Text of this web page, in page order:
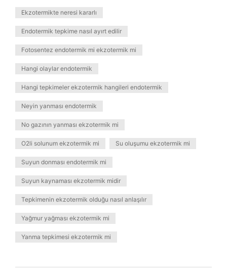
Ekzotermikte neresi kararlı
Endotermik tepkime nasıl ayırt edilir
Fotosentez endotermik mi ekzotermik mi
Hangi olaylar endotermik
Hangi tepkimeler ekzotermik hangileri endotermik
Neyin yanması endotermik
No gazının yanması ekzotermik mi
O2li solunum ekzotermik mi Su oluşumu ekzotermik mi
Suyun donması endotermik mi
Suyun kaynaması ekzotermik midir
Tepkimenin ekzotermik olduğu nasıl anlaşılır
Yağmur yağması ekzotermik mi
Yanma tepkimesi ekzotermik mi